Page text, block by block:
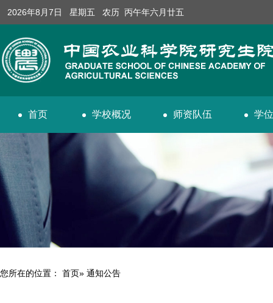
2026年8月7日 星期五 农历 丙午年六月廿五
首页 学校概况 师资队伍 学
您所在的位置： 首页» 通知公告